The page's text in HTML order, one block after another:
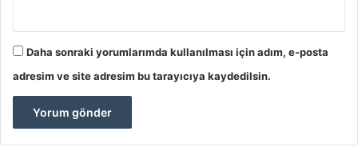
Daha sonraki yorumlarımda kullanılması için adım, e-posta
adresim ve site adresim bu tarayıcıya kaydedilsin.